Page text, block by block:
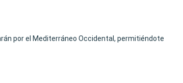
por el Mediterráneo Occidental, permitiéndote